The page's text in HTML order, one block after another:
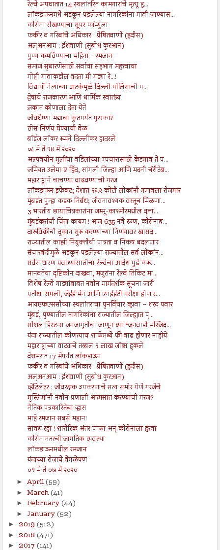
रेल्वे अपघातात 14 स्थलांतरित कामगारांचे मृत्यू हृ...
लाॅकडाऊनमधे अडकून पडलेल्या नागरिकांना गावी जाण्यास...
कोरोना रोखण्याचा सूपर फॉर्म्युला
फकीर व गरिबांचे अधिकार : प्रेषितवाणी (हदीस)
अल्अनआम : ईशवाणी (सुबोध कुरआन)
पुण्य कमविण्याचा महिना - रमजान
समाज सुधारणेसाठी सर्वाचा सहभाग महत्त्वाचा
गोष्टी गावाकडील वदता मी गड्या रे...!
विद्यार्थी नेत्यांच्या अटकेमुळे दिल्ली पोलिसांची प...
द्वेषाचे राजकारण आणि धार्मिक स्वातंत्र्य
ज़कात कोणाला देता येते
जीवघेण्या मद्याचा कुठपर्यंत पुरस्कार
ठोस निर्णय घेण्याची वेळ
बॉईज लॉकर रूमने दिल्लीकर हादरले
०८ मे ते १४ मे २०२०
अल्पवयीन मुलींचा वडिलांच्या उपचारासाठी केडगाव ते प...
जमियत उलेमा ए हिंद, सांगली जिल्हा आणि मदनी चॅरीटेब...
महाराष्ट्राने चाचण्या वाढवण्याची गरज
लॉकडाऊन इफेक्ट; देशात १२.२ कोटी लोकांनी गमावला रोजगार
मुंबईत पुन्हा कडक निर्बंध; जीवनावश्यक वस्तूच मिळणा...
3 भारतीय छायाचित्रकारांना जम्मू-काश्मीरमधील वृत्ता...
मुंबईकरांची चिंता कायम ! आज 635 नवे रुग्ण, कोरोनाब...
दारुविक्रीची दुकानं सुरू करण्याच्या निर्णयावर खासद...
राज्यातील काझी नियुक्तीची पात्रता व निकष बदलणार
संचारबंदीमुळे अडकून पडलेल्या राज्यातील सर्व लोकांन...
सर्वसाधारण प्रवाश्यांसाठीचा रेल्वेचा आदेश पुढे करू...
मानवतेचा दृष्टिकोन दाखवा, मजुरांना रेल्वे तिकिट मा...
विशेष रेल्वे गाड्यांबाबत नवीन मार्गदर्शक सूचना जारी
प्रतीक्षा संपली, जेईई मेन आणि एनईईटी परीक्षा होणार...
आयएफएससीच्या स्थलांतराचा पुनर्विचार व्हावा – शरद पवार
मुंबई, पुण्यातील नागरिकांना राज्यातील जिल्ह्यात प्...
सोशल डिस्टन्स जनजागृतीचा जाणून घ्या “जनवाडी मस्जिद...
यंदा राज्यातील कोणत्याच शाळेमध्ये फी वाढ होणार नाहीये
महाराष्ट्राच्या वाट्याचे तब्बल १ लाख जॉब्स हुकले
देशभरात 17 मेपर्यंत लॉकडाऊन
फकीर व गरिबांचे अधिकार : प्रेषितवाणी (हदीस)
अल्अनआम : ईशवाणी (सुबोध कुरआन)
व्हेंटिलेटर : जीवरक्षक उपकरणाचे सत्य समोर येणे गरजेचे
मुस्लिमांनी नवीन प्रणाली आत्मसात करण्याची गरज?
नैतिक पत्रकारितेचा ऱ्हास
माहे रमजान सबसे महान!
सावध रहा ! शारीरिक अंतर पाळा अन् कोरोनाला हरवा
कोरोनानंतरची जागतिक व्यवस्था
लॉकडाऊनमधील रमजान
यंदाच्या रोजाचे वेगळेपण
०१ मे ते ०७ मे २०२०
► April(59)
► March(41)
► February(44)
► January(52)
► 2019 (512)
► 2018 (471)
► 2017 (141)